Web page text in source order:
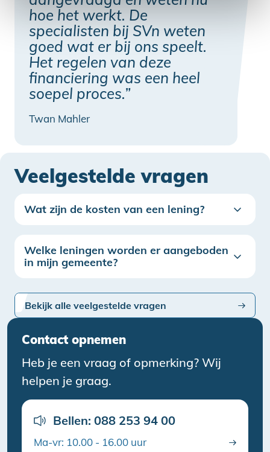
hoe het werkt. De
specialisten bij SVn weten
goed wat er bij ons speelt.
Het regelen van deze
financiering was een heel
soepel proces.”
Twan Mahler
Veelgestelde vragen
Wat zijn de kosten van een lening?
Welke leningen worden er aangeboden
in mijn gemeente?
Bekijk alle veelgestelde vragen
Contact opnemen
Heb je een vraag of opmerking? Wij
helpen je graag.
Bellen: 088 253 94 00
Ma-vr: 10.00 - 16.00 uur